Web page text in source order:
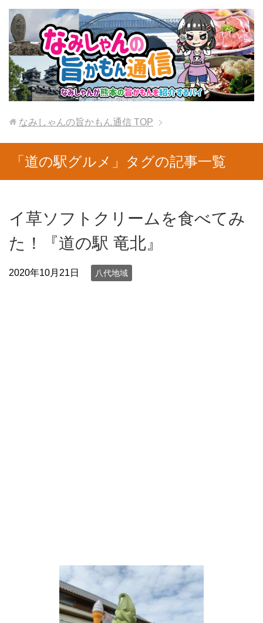
なみしゃんの旨かもん通信 TOP
「道の駅グルメ」タグの記事一覧
イ草ソフトクリームを食べてみ
た！『道の駅 竜北』
2020年10月21日 八代地域